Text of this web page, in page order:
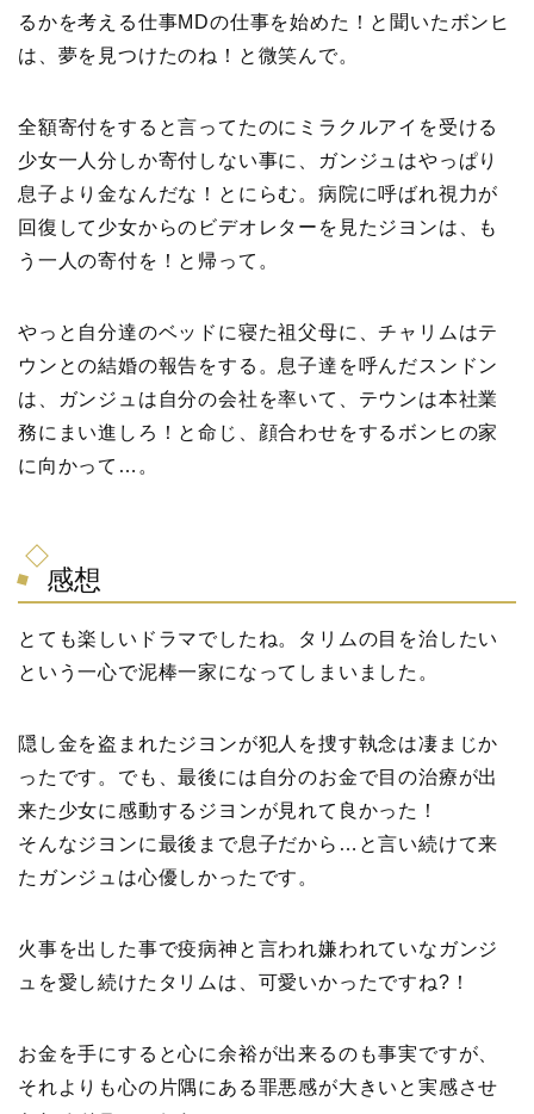
るかを考える仕事MDの仕事を始めた！と聞いたボンヒ
は、夢を見つけたのね！と微笑んで。
全額寄付をすると言ってたのにミラクルアイを受ける
少女一人分しか寄付しない事に、ガンジュはやっぱり
息子より金なんだな！とにらむ。病院に呼ばれ視力が
回復して少女からのビデオレターを見たジヨンは、も
う一人の寄付を！と帰って。
やっと自分達のベッドに寝た祖父母に、チャリムはテ
ウンとの結婚の報告をする。息子達を呼んだスンドン
は、ガンジュは自分の会社を率いて、テウンは本社業
務にまい進しろ！と命じ、顔合わせをするボンヒの家
に向かって…。
感想
とても楽しいドラマでしたね。タリムの目を治したい
という一心で泥棒一家になってしまいました。
隠し金を盗まれたジヨンが犯人を捜す執念は凄まじか
ったです。でも、最後には自分のお金で目の治療が出
来た少女に感動するジヨンが見れて良かった！
そんなジヨンに最後まで息子だから…と言い続けて来
たガンジュは心優しかったです。
火事を出した事で疫病神と言われ嫌われていなガンジ
ュを愛し続けたタリムは、可愛いかったですね?！
お金を手にすると心に余裕が出来るのも事実ですが、
それよりも心の片隅にある罪悪感が大きいと実感させ